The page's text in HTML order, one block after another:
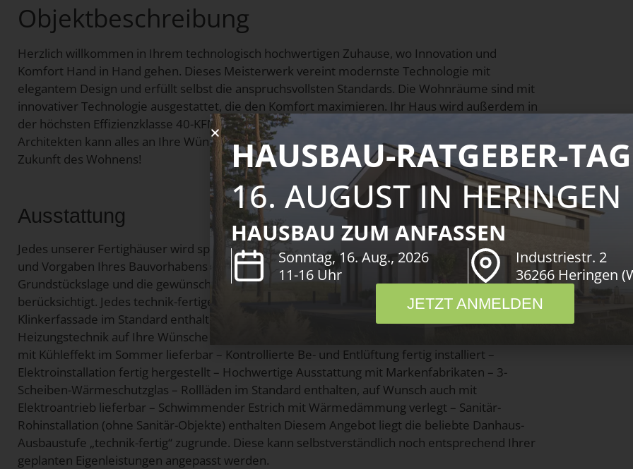
Objektbeschreibung
Herzlich willkommen in Ihrem technologisch hochwertigen Zuhause, wo Innovation und
Komfort Hand in Hand gehen. Dieses Meisterwerk vereint modernste Technologie mit
elegantem Design und erfüllt selbst die anspruchsvollsten Standards. Die Wohnräume sind mit
innovativer Technologie ausgestattet, die den Komfort maximieren. Ihr Haus wird außerdem in
der höchsten Effizienzklasse 40-KFN+QNG gebaut. Bei der individuellen Planung mit unseren
Architekten kann alles an Ihre Wünsche, Bedürfnisse und Details angepasst werden. Das ist die
Zukunft des Wohnens!
Ausstattung
Jedes unserer Fertighäuser wird speziell für Sie geplant und ist perfekt auf die Anforderungen
und Vorgaben Ihres Bauvorhabens angepasst – Bebauungspläne, eine besondere
Grundstückslage und die gewünschten Eigenleistungen werden im Detail geprüft und
berücksichtigt. Jedes technik-fertige Danhaus verfügt standardmäßig über: – massive
Klinkerfassade im Standard enthalten, auf Wunsch auch mit Holz- oder Putzfassade lieferbar –
Heizungstechnik auf Ihre Wünsche hin konfigurierbar – auf Wunsch auch mit Fußbodenheizung
mit Kühleffekt im Sommer lieferbar – Kontrollierte Be- und Entlüftung fertig installiert –
Elektroinstallation fertig hergestellt – Hochwertige Ausstattung mit Markenfabrikaten – 3-
Scheiben-Wärmeschutzglas – Rollläden im Standard enthalten, auf Wunsch auch mit
Elektroantrieb lieferbar – Schwimmender Estrich mit Wärmedämmung verlegt – Sanitär-
Rohinstallation (ohne Sanitär-Objekte) enthalten Diesem Angebot liegt die beliebte Danhaus-
Ausbaustufe „technik-fertig“ zugrunde. Diese kann selbstverständlich noch entsprechend Ihrer
geplanten Eigenleistungen angepasst werden.
HAUSBAU-RATGEBER-TAG
16. AUGUST IN HERINGEN
HAUSBAU ZUM ANFASSEN
Sonntag, 16. Aug., 2026
11-16 Uhr
Industriestr. 2
36266 Heringen
JETZT ANMELDEN